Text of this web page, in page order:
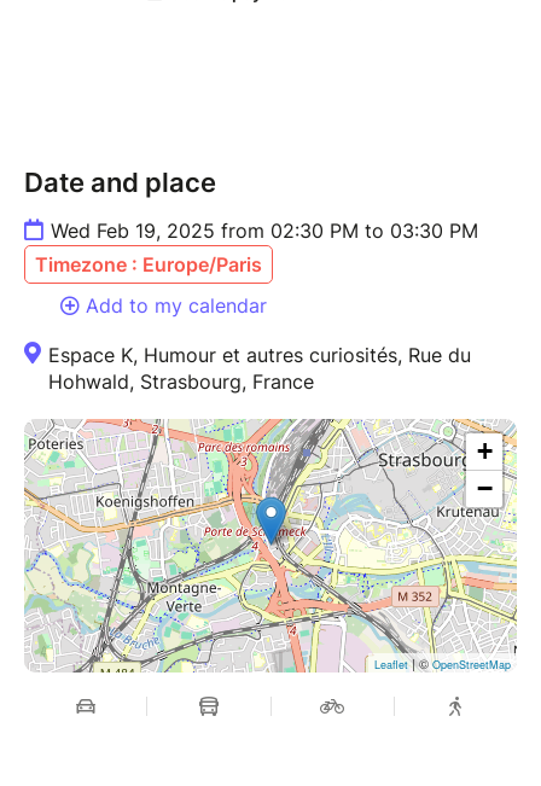
Tarifs : 6€ réduit / 10€ plein
Les bons cadeaux ne pourront pas être utilisés pour
payer les places de cet événement.
Date and place
Wed Feb 19, 2025 from 02:30 PM to 03:30 PM
Timezone : Europe/Paris
Add to my calendar
Espace K, Humour et autres curiosités, Rue du
Hohwald, Strasbourg, France
+
−
Leaflet| ©OpenStreetMap